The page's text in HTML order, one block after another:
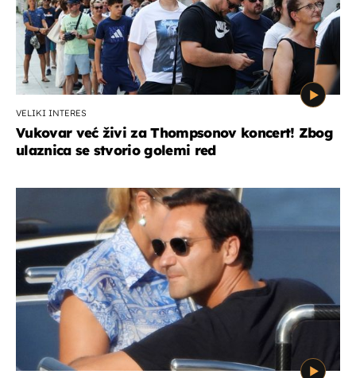
VELIKI INTERES
Vukovar već živi za Thompsonov koncert! Zbog
ulaznica se stvorio golemi red